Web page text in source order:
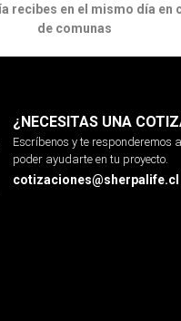
recibes en el mismo día en
de comunas
¿NECESITAS UNA
Escríbenos y te responderemos
poder ayudarte en tu proyecto.
cotizaciones@sherpalife.cl